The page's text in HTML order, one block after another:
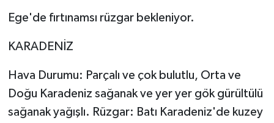
Ege'de fırtınamsı rüzgar bekleniyor.
KARADENİZ
Hava Durumu: Parçalı ve çok bulutlu, Orta ve
Doğu Karadeniz sağanak ve yer yer gök gürültülü
sağanak yağışlı. Rüzgar: Batı Karadeniz'de kuzey